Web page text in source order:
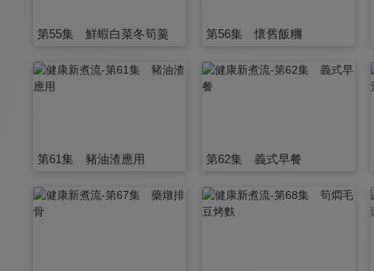
第55集 鮮蝦白菜冬筍羹 第56集 懷舊飯糰
第61集 豬油渣應用 第62集 義式早餐